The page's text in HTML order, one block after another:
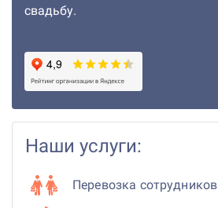
свадьбу.
Наши услуги:
Перевозка сотрудников